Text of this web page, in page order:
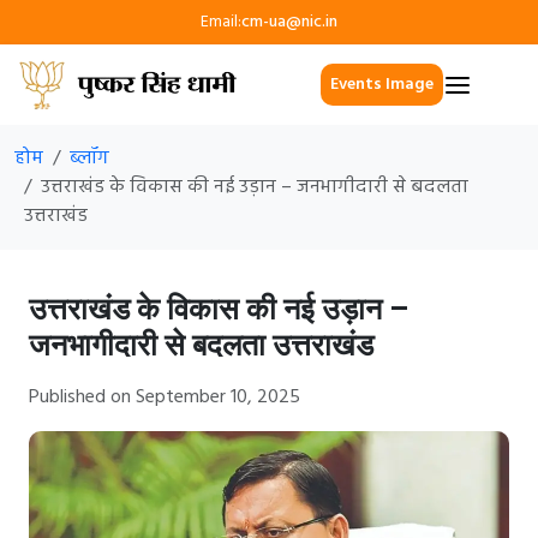
Email:cm-ua@nic.in
Events Image
होम
ब्लॉग
उत्तराखंड के विकास की नई उड़ान – जनभागीदारी से बदलता
उत्तराखंड
उत्तराखंड के विकास की नई उड़ान –
जनभागीदारी से बदलता उत्तराखंड
Published on September 10, 2025